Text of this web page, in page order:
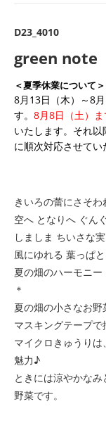
D23_4010
green note
＜夏季休業について＞
8月13日（木）～8
す。 8月8日（土）
いたします。それ
に順次対応させてい
きいろの蕾にさそわ
空へ となりへ ぐん
しましま ちいさな
風にゆれる 葉っぱ
夏の畑のハーモニー
＊
夏の畑の小さなお
マスキングテープで
マイクロきゅうり
魅力♪
ときには涼やかな
野菜です。